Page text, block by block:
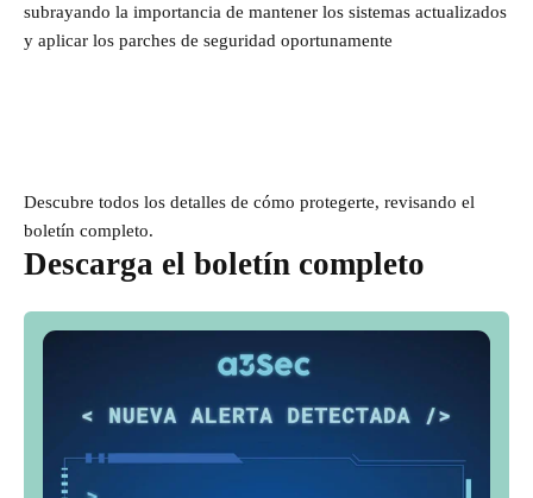
subrayando la importancia de mantener los sistemas actualizados
y aplicar los parches de seguridad oportunamente
Descubre todos los detalles de cómo protegerte, revisando el
boletín completo.
Descarga el boletín completo